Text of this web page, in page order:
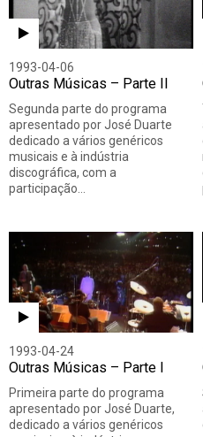
1993-04-06
Outras Músicas – Parte II
Segunda parte do programa
apresentado por José Duarte
dedicado a vários genéricos
musicais e à indústria
discográfica, com a
participação…
1993-04-24
Outras Músicas – Parte I
Primeira parte do programa
apresentado por José Duarte,
dedicado a vários genéricos